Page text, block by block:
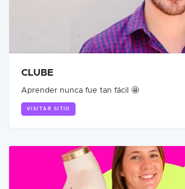
CLUBE
Aprender nunca fue tan fácil 🤩
VISITAR SITIO